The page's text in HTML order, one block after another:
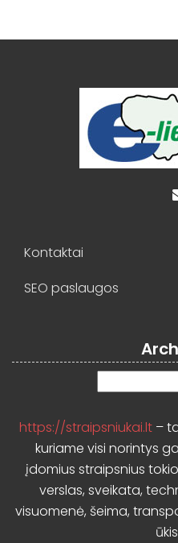
Kontaktai
SEO paslaugos
https://straipsniukai.lt –
kuriame visi norintys
įdomius straipsnius
verslas, sveikata,
visuomenė, šeima,